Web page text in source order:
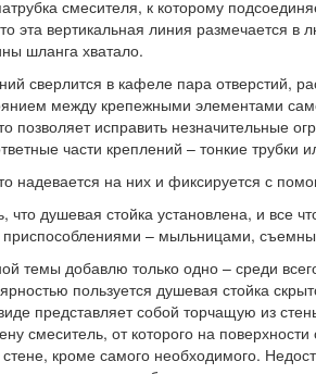
смесителя, к которому
эта вертикальная линия размечается
шланга хватало.
сверлится в кафеле пара отверстий,
между крепежными элементами
позволяет исправить незначительные
части креплений – тонкие трубки
надевается на них и фиксируется с
что душевая стойка установлена, и все
– мыльницами,
темы добавлю только одно – среди
пользуется душевая стойка
представляет собой торчащую из
смеситель, от которого на
кроме самого необходимого.